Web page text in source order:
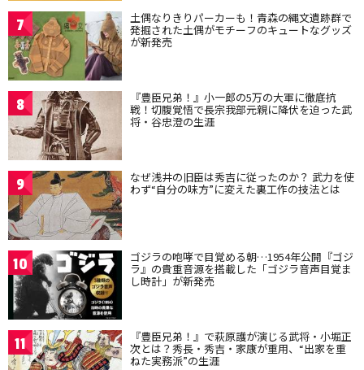
7 土偶なりきりパーカーも！青森の縄文遺跡群で
発掘された土偶がモチーフのキュートなグッズ
が新発売
8 『豊臣兄弟！』小一郎の5万の大軍に徹底抗
戦！切腹覚悟で長宗我部元親に降伏を迫った武
将・谷忠澄の生涯
9 なぜ浅井の旧臣は秀吉に従ったのか？ 武力を使
わず“自分の味方”に変えた裏工作の技法とは
10 ゴジラの咆哮で目覚める朝…1954年公開『ゴジ
ラ』の貴重音源を搭載した「ゴジラ音声目覚ま
し時計」が新発売
11 『豊臣兄弟！』で萩原護が演じる武将・小堀正
次とは？秀長・秀吉・家康が重用、“出家を重
ねた実務派”の生涯